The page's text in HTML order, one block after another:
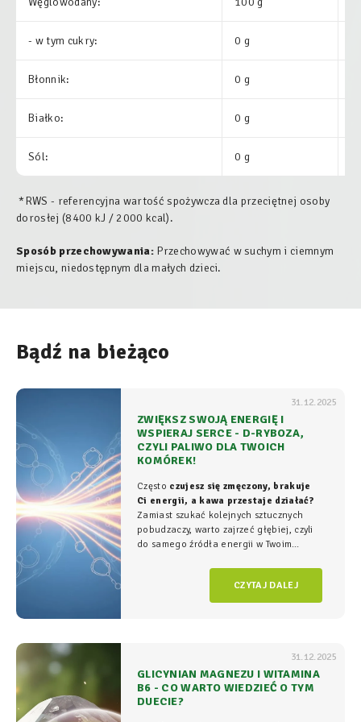
- w tym cukry: 0 g
Błonnik: 0 g
Białko: 0 g
Sól: 0 g
*RWS - referencyjna wartość spożywcza dla przeciętnej osoby
dorosłej (8400 kJ / 2000 kcal).
Sposób przechowywania: Przechowywać w suchym i ciemnym
miejscu, niedostępnym dla małych dzieci.
Bądź na bieżąco
31.12.2025
ZWIĘKSZ SWOJĄ ENERGIĘ I
WSPIERAJ SERCE - D-RYBOZA,
CZYLI PALIWO DLA TWOICH
KOMÓREK!
Często czujesz się zmęczony, brakuje
Ci energii, a kawa przestaje działać?
Zamiast szukać kolejnych sztucznych
pobudzaczy, warto zajrzeć głębiej, czyli
do samego źródła energii w Twoim
komórkowym rozgrywa się cała
CZYTAJ DALEJ
31.12.2025
GLICYNIAN MAGNEZU I WITAMINA
B6 - CO WARTO WIEDZIEĆ O TYM
DUECIE?